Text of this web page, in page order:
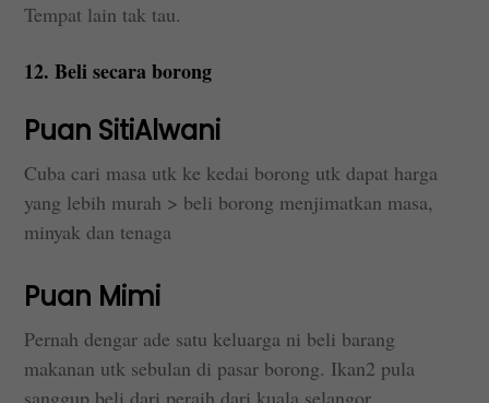
Tempat lain tak tau.
12. Beli secara borong
Puan SitiAlwani
Cuba cari masa utk ke kedai borong utk dapat harga
yang lebih murah > beli borong menjimatkan masa,
minyak dan tenaga
Puan Mimi
Pernah dengar ade satu keluarga ni beli barang
makanan utk sebulan di pasar borong. Ikan2 pula